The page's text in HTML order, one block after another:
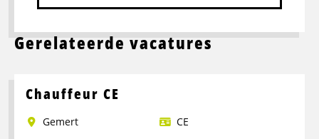
Gerelateerde vacatures
Chauffeur CE
Gemert
CE